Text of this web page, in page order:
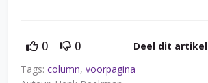
0 0
Deel dit artikel
Tags: column, voorpagina